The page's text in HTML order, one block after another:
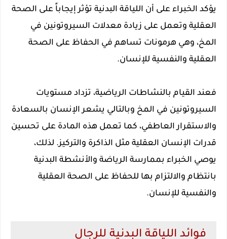
يؤكد الخبراء على أن اللياقة البدنية تؤثر إيجاباً على الصحة
العقلية وتعمل على زيادة معدلات السيروتونين في
المخ، وهي هرمونات تساهم في الحفاظ على الصحة
العقلية والنفسية للإنسان.
فعند القيام بالنشاطات الرياضية، تزداد مستويات
السيروتونين في المخ وبالتالي يشعر الإنسان بالسعادة
والاستقرار العاطفي، كما تعمل هذه المادة على تحسين
قدرات الإنسان العقلية مثل الذاكرة والتركيز. لذلك،
يوصي الخبراء بممارسة الرياضة والأنشطة البدنية
بانتظام والالتزام بها للحفاظ على الصحة العقلية
والنفسية للإنسان.
فوائد اللياقة البدنية للرجال